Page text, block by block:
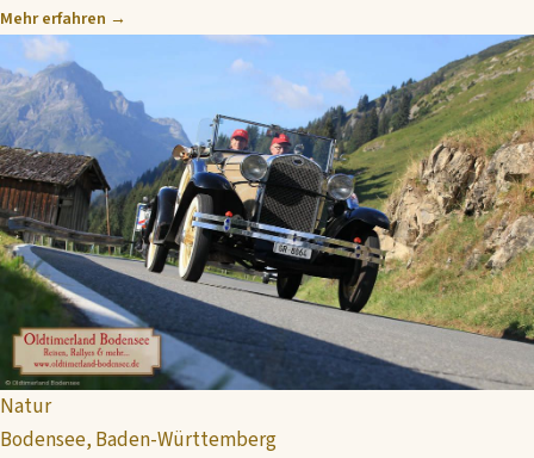
Mehr erfahren →
Natur
Bodensee, Baden-Württemberg